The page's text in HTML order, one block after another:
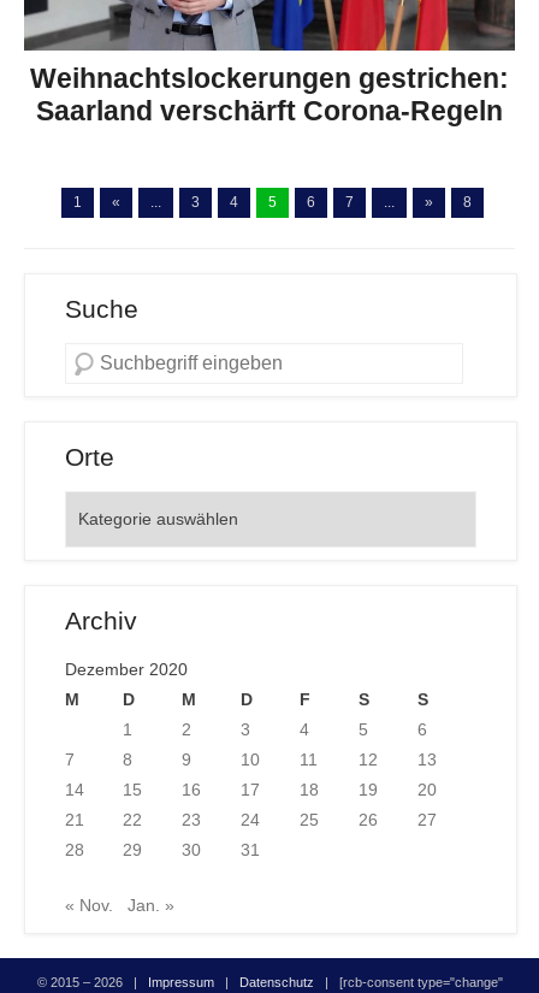
Weihnachtslockerungen gestrichen:
Saarland verschärft Corona-Regeln
1 « ... 3 4 5 6 7 ... » 8
Suche
Orte
Archiv
Dezember 2020
M
D M D F S
S
1
2 3 4 5
6
7
8 9 10 11 12
13
14
15 16 17 18 19
20
21
22 23 24 25 26
27
28
29 30 31
« Nov. Jan. »
© 2015 – 2026 | Impressum| Datenschutz | [rcb-consent type="change"